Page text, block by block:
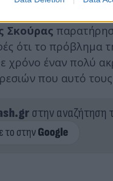
Σκούρας
ότι το πρόβλημα
έναν πολύ
που αυτό τους
στην αναζήτηση